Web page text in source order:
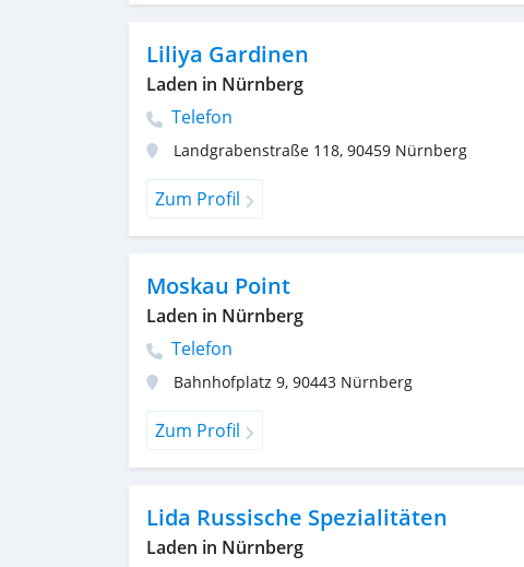
Liliya Gardinen
Laden in Nürnberg
Telefon
Landgrabenstraße 118, 90459 Nürnberg
Zum Profil
Moskau Point
Laden in Nürnberg
Telefon
Bahnhofplatz 9, 90443 Nürnberg
Zum Profil
Lida Russische Spezialitäten
Laden in Nürnberg